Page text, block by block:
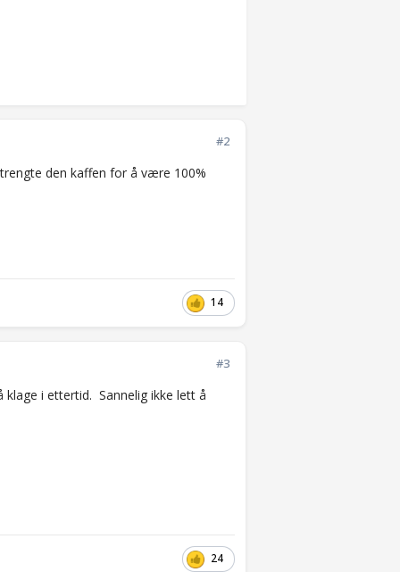
#2
den kaffen for å være 100%
14
#3
i ettertid. Sannelig ikke lett å
24